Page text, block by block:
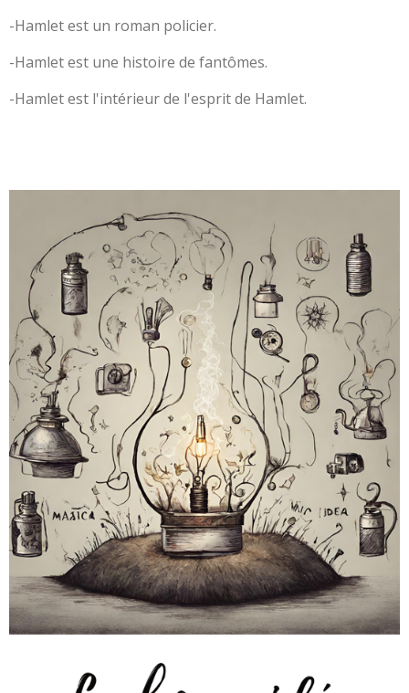
-Hamlet est un roman policier.
-Hamlet est une histoire de fantômes.
-Hamlet est l'intérieur de l'esprit de Hamlet.